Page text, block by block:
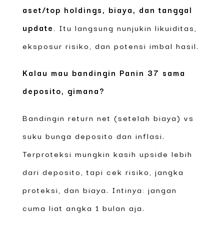
aset/top holdings, biaya, dan tanggal
update. Itu langsung nunjukin likuiditas,
eksposur risiko, dan potensi imbal hasil.
Kalau mau bandingin Panin 37 sama
deposito, gimana?
Bandingin return net (setelah biaya) vs
suku bunga deposito dan inflasi.
Terproteksi mungkin kasih upside lebih
dari deposito, tapi cek risiko, jangka
proteksi, dan biaya. Intinya: jangan
cuma liat angka 1 bulan aja.